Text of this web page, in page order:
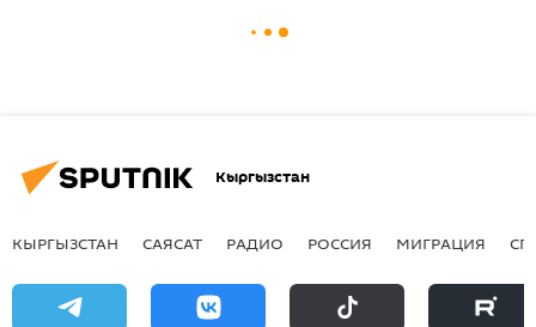
Кыргызстан
КЫРГЫЗСТАН САЯСАТ РАДИО РОССИЯ МИГРАЦИЯ